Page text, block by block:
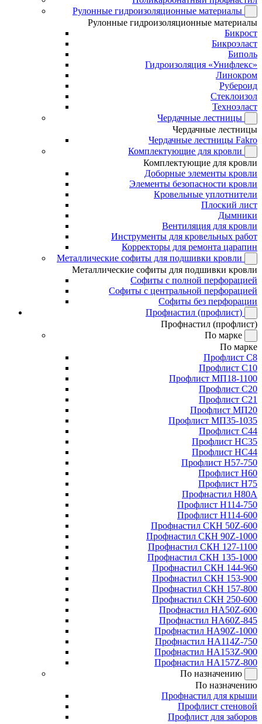
Рулонные гидроизоляционные материалы
Рулонные гидроизоляционные материалы
Бикрост
Бикроэласт
Биполь
Гидроизоляция «Унифлекс»
Линокром
Рубероид
Стеклоизол
Техноэласт
Чердачные лестницы
Чердачные лестницы
Чердачные лестницы Fakro
Комплектующие для кровли
Комплектующие для кровли
Доборные элементы кровли
Элементы безопасности кровли
Кровельные уплотнители
Плоский лист
Дымники
Вентиляция для кровли
Инструменты для кровельных работ
Корректоры для ремонта царапин
Металлические софиты для подшивки кровли
Металлические софиты для подшивки кровли
Софиты с полной перфорацией
Софиты с центральной перфорацией
Софиты без перфорации
Профнастил (профлист)
Профнастил (профлист)
По марке
По марке
Профлист С8
Профлист С10
Профлист МП18-1100
Профлист С20
Профлист С21
Профлист МП20
Профлист МП35-1035
Профлист С44
Профлист НС35
Профлист НС44
Профлист Н57-750
Профлист Н60
Профлист Н75
Профнастил Н80А
Профлист Н114-750
Профлист Н114-600
Профнастил СКН 50Z-600
Профнастил СКН 90Z-1000
Профнастил СКН 127-1100
Профнастил СКН 135-1000
Профнастил СКН 144-960
Профнастил СКН 153-900
Профнастил СКН 157-800
Профнастил СКН 250-600
Профнастил НА50Z-600
Профнастил НА60Z-845
Профнастил НА90Z-1000
Профнастил НА114Z-750
Профнастил НА153Z-900
Профнастил НА157Z-800
По назначению
По назначению
Профнастил для крыши
Профлист стеновой
Профлист для заборов